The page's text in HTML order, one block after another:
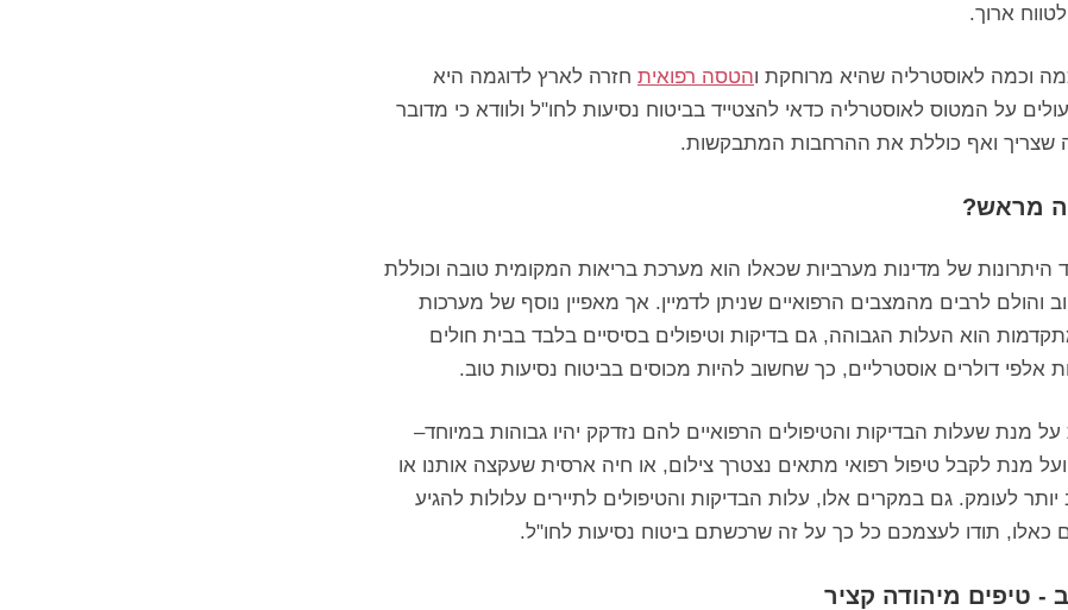
ארוך.
וכמה לאוסטרליה שהיא מרוחקת והטסה רפואית חזרה לארץ לדוגמה היא
על המטוס לאוסטרליה כדאי להצטייד בביטוח נסיעות לחו"ל ולוודא כי מדובר
ואף כוללת את ההרחבות המתבקשות.
מראש?
של מדינות מערביות שכאלו הוא מערכת בריאות המקומית טובה וכוללת
והולם לרבים מהמצבים הרפואיים שניתן לדמיין. אך מאפיין נוסף של מערכות
הוא העלות הגבוהה, גם בדיקות וטיפולים בסיסיים בלבד בבית חולים
אלפי דולרים אוסטרליים, כך שחשוב להיות מכוסים בביטוח נסיעות טוב.
מנת שעלות הבדיקות והטיפולים הרפואיים להם נזדקק יהיו גבוהות במיוחד–
מנת לקבל טיפול רפואי מתאים נצטרך צילום, או חיה ארסית שעקצה אותנו או
לעומק. גם במקרים אלו, עלות הבדיקות והטיפולים לתיירים עלולות להגיע
כאלו, תודו לעצמכם כל כך על זה שרכשתם ביטוח נסיעות לחו"ל.
- טיפים מיהודה קציר